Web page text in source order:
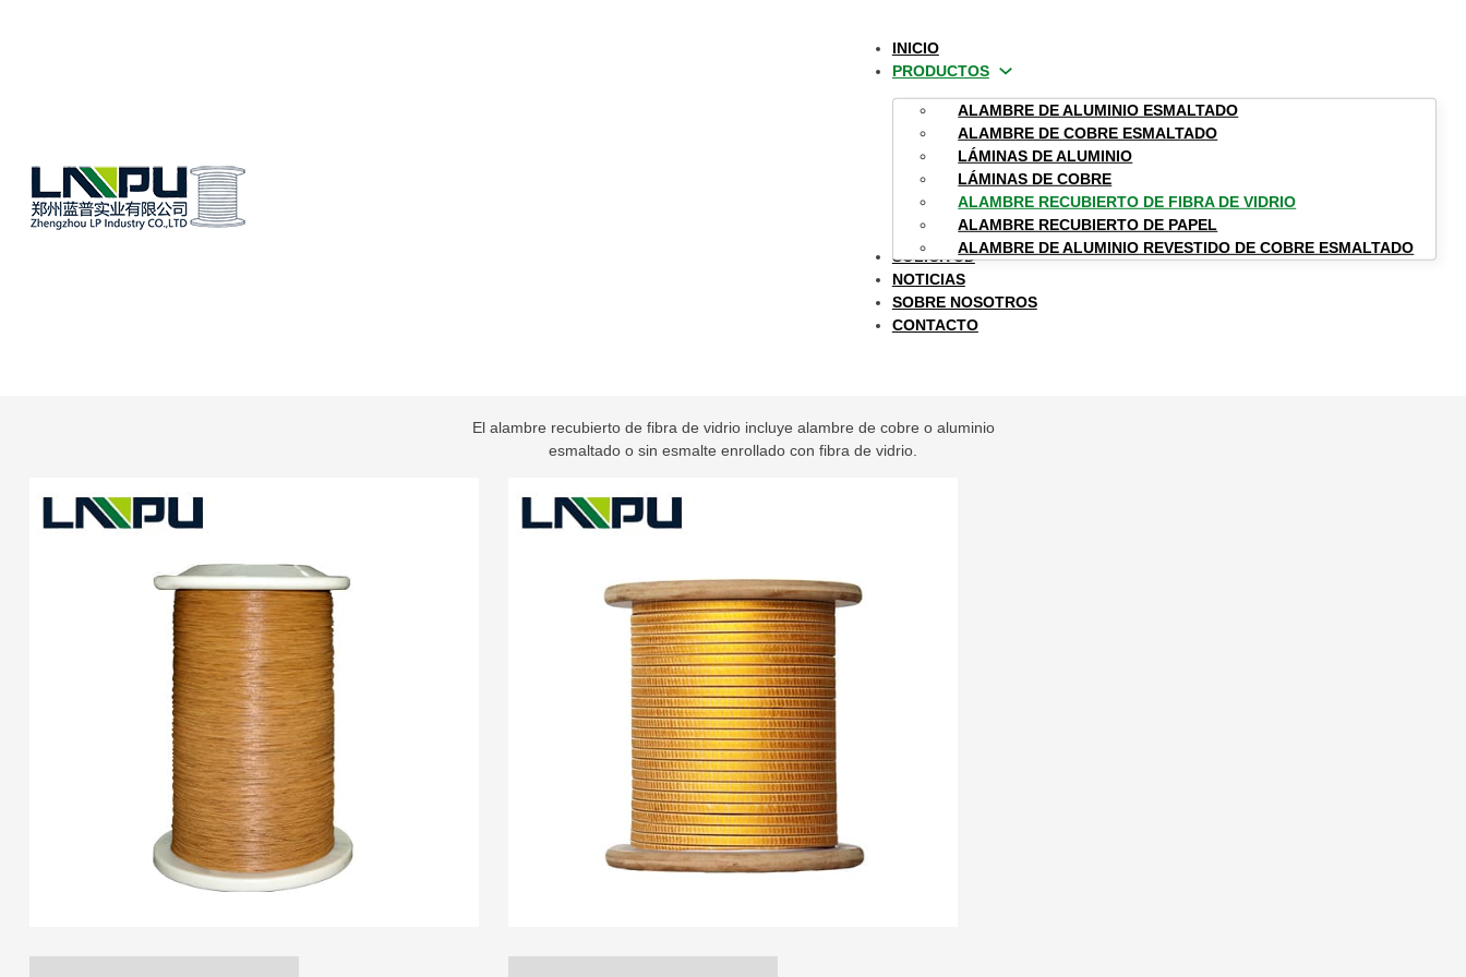
INICIO
PRODUCTOS
ALAMBRE DE ALUMINIO ESMALTADO
ALAMBRE DE COBRE ESMALTADO
LÁMINAS DE ALUMINIO
LÁMINAS DE COBRE
ALAMBRE RECUBIERTO DE FIBRA DE VIDRIO
ALAMBRE RECUBIERTO DE PAPEL
ALAMBRE DE ALUMINIO REVESTIDO DE COBRE ESMALTADO
SOLICITUD
NOTICIAS
SOBRE NOSOTROS
CONTACTO
Alambre recubierto de fibra de vidrio
El alambre recubierto de fibra de vidrio incluye alambre de cobre o aluminio
esmaltado o sin esmalte enrollado con fibra de vidrio.